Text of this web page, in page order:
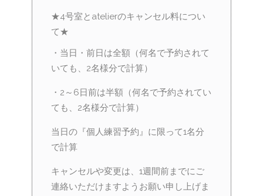
★4号室とatelierのキャンセル料につい
て★
・当日・前日は全額（何名で予約されて
いても、2名様分で計算）
・2～6日前は半額（何名で予約されてい
ても、2名様分で計算）
当日の『個人練習予約』に限って1名分
で計算
キャンセルや変更は、1週間前までにご
連絡いただけますようお願い申し上げま